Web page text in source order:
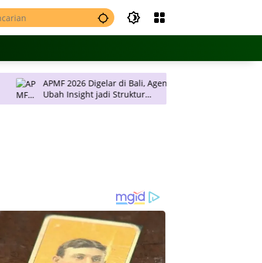
APMF 2026 Digelar di Bali, Agendanya
Ubah Insight jadi Struktur
Pengambilan Keputusan